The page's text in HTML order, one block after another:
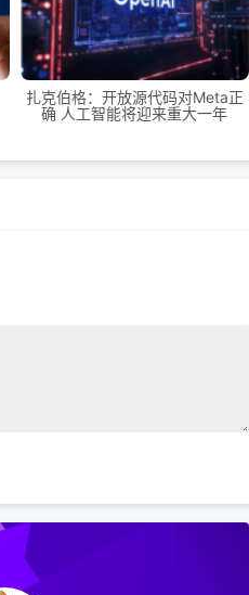
扎克伯格：开放源代码对Meta正
确 人工智能将迎来重大一年